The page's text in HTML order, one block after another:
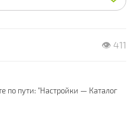
👁 411
по пути: "Настройки — Каталог